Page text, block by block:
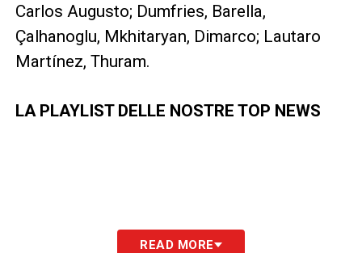
Carlos Augusto; Dumfries, Barella,
Çalhanoglu, Mkhitaryan, Dimarco; Lautaro
Martínez, Thuram.
LA PLAYLIST DELLE NOSTRE TOP NEWS
READ MORE